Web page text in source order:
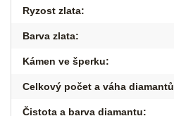
Ryzost zlata:
Barva zlata:
Kámen ve šperku:
Celkový počet a váha diamantů
Čistota a barva diamantu: